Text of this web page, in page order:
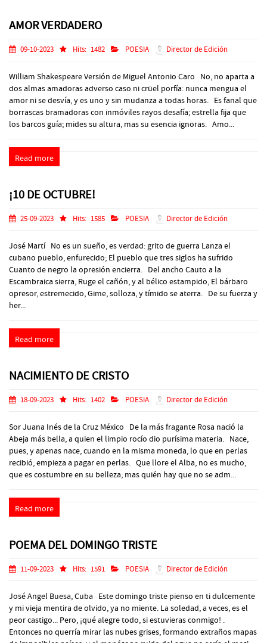
AMOR VERDADERO
09-10-2023 Hits: 1482 POESIA Director de Edición
William Shakespeare Versión de Miguel Antonio Caro No, no aparta a
dos almas amadoras adverso caso ni crüel porfía: nunca mengua el
amor ni se desvía, y es uno y sin mudanza a todas horas. Es fanal que
borrascas bramadoras con inmóviles rayos desafía; estrella fija que
los barcos guía; mides su altura, mas su esencia ignoras. Amo...
Read more
¡10 DE OCTUBRE!
25-09-2023 Hits: 1585 POESIA Director de Edición
José Martí No es un sueño, es verdad: grito de guerra Lanza el
cubano pueblo, enfurecido; El pueblo que tres siglos ha sufrido
Cuanto de negro la opresión encierra. Del ancho Cauto a la
Escambraica sierra, Ruge el cañón, y al bélico estampido, El bárbaro
opresor, estremecido, Gime, solloza, y tímido se aterra. De su fuerza y
her...
Read more
NACIMIENTO DE CRISTO
18-09-2023 Hits: 1402 POESIA Director de Edición
Sor Juana Inés de la Cruz México De la más fragante Rosa nació la
Abeja más bella, a quien el limpio rocío dio purísima materia. Nace,
pues, y apenas nace, cuando en la misma moneda, lo que en perlas
recibió, empieza a pagar en perlas. Que llore el Alba, no es mucho,
que es costumbre en su belleza; mas quién hay que no se adm...
Read more
POEMA DEL DOMINGO TRISTE
11-09-2023 Hits: 1591 POESIA Director de Edición
José Angel Buesa, Cuba Este domingo triste pienso en ti dulcemente
y mi vieja mentira de olvido, ya no miente. La soledad, a veces, es el
peor castigo... Pero, ¡qué alegre todo, si estuvieras conmigo! .
Entonces no querría mirar las nubes grises, formando extraños mapas